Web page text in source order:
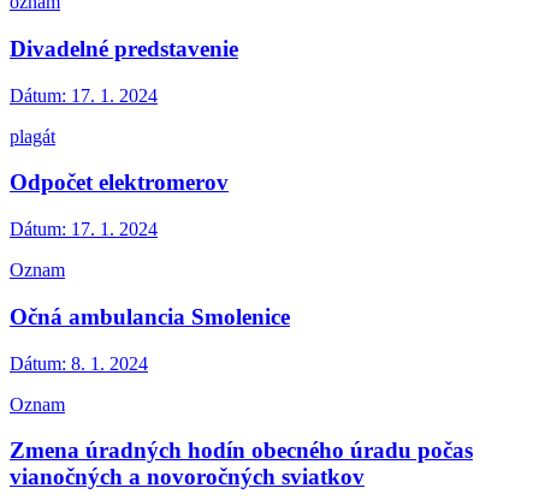
Divadelné predstavenie
Dátum: 17. 1. 2024
plagát
Odpočet elektromerov
Dátum: 17. 1. 2024
Oznam
Očná ambulancia Smolenice
Dátum: 8. 1. 2024
Oznam
Zmena úradných hodín obecného úradu počas
vianočných a novoročných sviatkov